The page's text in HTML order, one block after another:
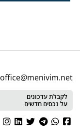
office@menivim.net
לקבלת עדכונים
על נכסים חדשים